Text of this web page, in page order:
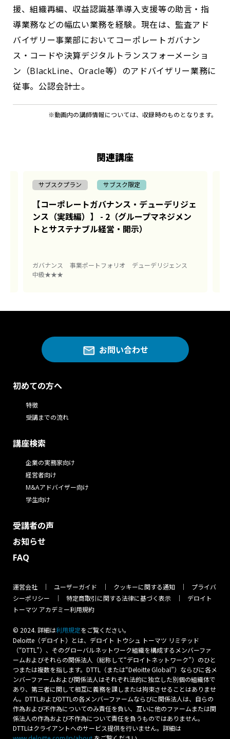
援、組織再編、収益認識基準導入支援等の助言・指
導業務などの幅広い業務を経験。現在は、監査アド
バイザリー事業部においてコーポレートガバナン
ス・コードや決算デジタルトランスフォーメーショ
ン（BlackLine、Oracle等）のアドバイザリー業務に
従事。公認会計士。
※動画内の講師情報については、収録時のものとなります。
関連講座
サブスクプラン サブスク限定
【コーポレートガバナンス・デューデリジェ
ンス（実践編）】 - 2（グループマネジメン
トとサステナブル経営・開示）
ガバナンス 事業ポートフォリオ
デューデリジェンス
中級★★★
初めての方へ
特徴
受講までの流れ
講座検索
企業の実務家向け
経営者向け
M&Aアドバイザー向け
学生向け
受講者の声
お知らせ
FAQ
お問い合わせ
運営会社 ユーザーガイド クッキーに関する通知
プライバ
シーポリシー
特定商取引に関する法律に基づく表示
デロイト
トーマツ アカデミー利用規約
© 2024. 詳細は利⽤規定をご覧ください。
Deloitte（デロイト）とは、デロイト トウシュ トーマツ リミテッド
（“DTTL”）、そのグローバルネットワーク組織を構成するメンバーファ
ームおよびそれらの関係法人（総称して“デロイトネットワーク”）のひと
つまたは複数を指します。DTTL（または“Deloitte Global”）ならびに各メ
ンバーファームおよび関係法人はそれぞれ法的に独立した別個の組織体で
あり、第三者に関して相互に義務を課しまたは拘束させることはありませ
ん。DTTLおよびDTTLの各メンバーファームならびに関係法人は、自らの
作為および不作為についてのみ責任を負い、互いに他のファームまたは関
係法人の作為および不作為について責任を負うものではありません。
DTTLはクライアントへのサービス提供を行いません。詳細は